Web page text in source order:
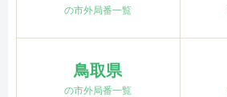
の市外局番一覧
鳥取県
の市外局番一覧